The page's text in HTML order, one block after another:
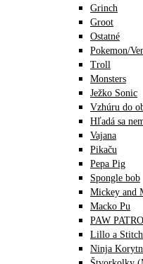
Grinch
Groot
Ostatné
Pokemon/
Troll
Monsters
Ježko Sonic
Vzhúru do
Hľadá sa
Vajana
Pikaču
Pepa Pig
Spongle bob
Mickey and
Macko Pu
PAW
Lillo a Stitch
Ninja